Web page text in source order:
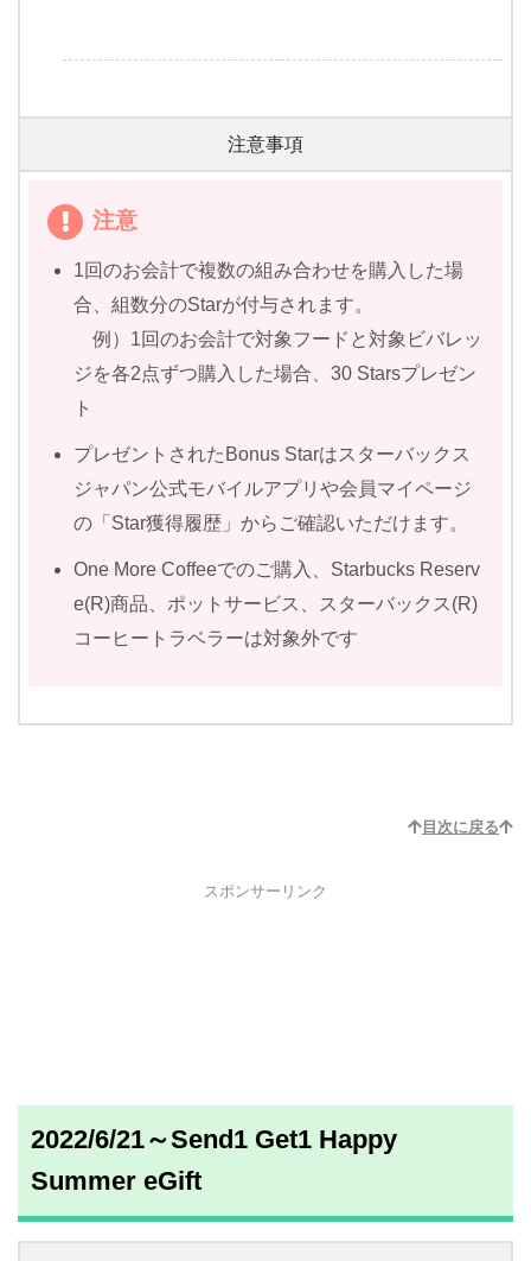
注意事項
注意
1回のお会計で複数の組み合わせを購入した場
合、組数分のStarが付与されます。
例）1回のお会計で対象フードと対象ビバレッ
ジを各2点ずつ購入した場合、30 Starsプレゼン
ト
プレゼントされたBonus Starはスターバックス
ジャパン公式モバイルアプリや会員マイページ
の「Star獲得履歴」からご確認いただけます。
One More Coffeeでのご購入、Starbucks Reserv
e(R)商品、ポットサービス、スターバックス(R)
コーヒートラベラーは対象外です
目次に戻る
スポンサーリンク
2022/6/21～Send1 Get1 Happy
Summer eGift